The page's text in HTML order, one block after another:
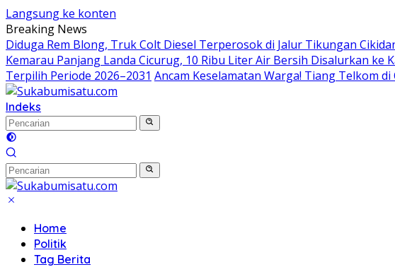
Langsung ke konten
Breaking News
Diduga Rem Blong, Truk Colt Diesel Terperosok di Jalur Tikungan
Kemarau Panjang Landa Cicurug, 10 Ribu Liter Air Bersih Disalurkan ke
Terpilih Periode 2026–2031 Ancam Keselamatan Warga! Tiang Telkom
Indeks
Home
Politik
Tag Berita